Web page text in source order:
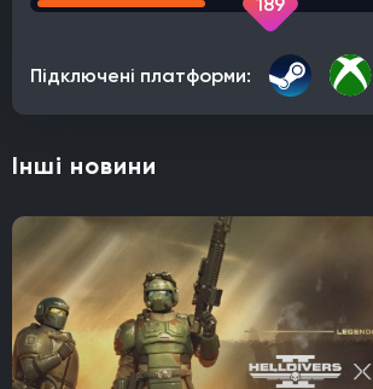
Підключені платформи:
Інші новини